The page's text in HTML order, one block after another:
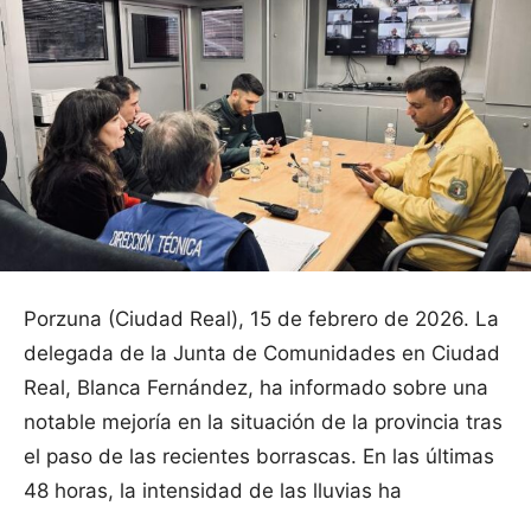
Porzuna (Ciudad Real), 15 de febrero de 2026. La
delegada de la Junta de Comunidades en Ciudad
Real, Blanca Fernández, ha informado sobre una
notable mejoría en la situación de la provincia tras
el paso de las recientes borrascas. En las últimas
48 horas, la intensidad de las lluvias ha